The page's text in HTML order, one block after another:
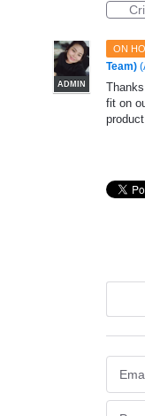
ON
ADMIN
Team) (
fit on